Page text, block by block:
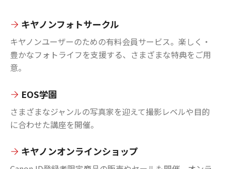
キヤノンフォトサークル
キヤノンユーザーのための有料会員サービス。楽しく・
豊かなフォトライフを支援する、さまざまな特典をご用
意。
EOS学園
さまざまなジャンルの写真家を迎えて撮影レベルや目的
に合わせた講座を開催。
キヤノンオンラインショップ